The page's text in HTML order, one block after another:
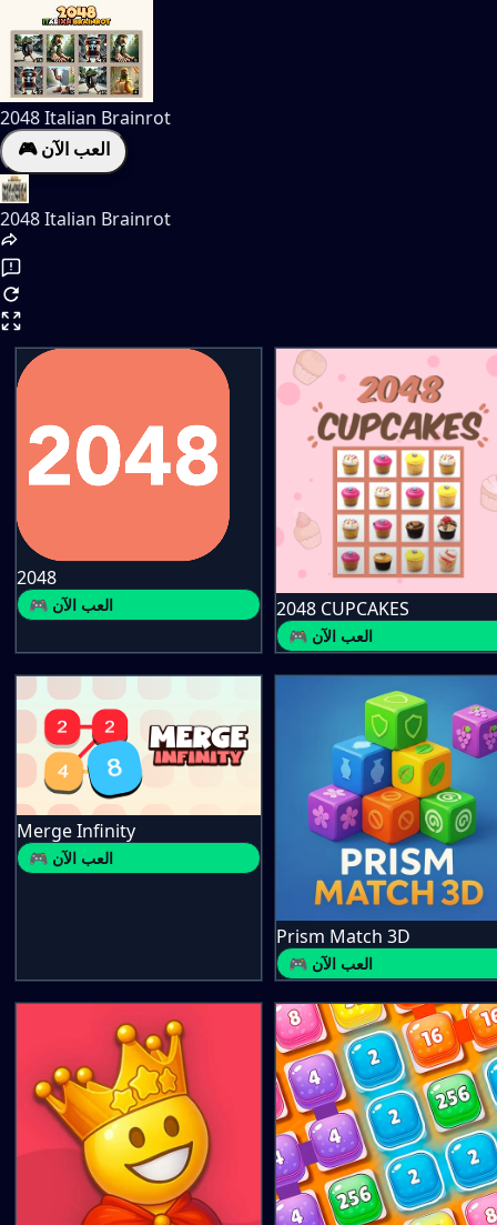
2048 Italian Brainrot
🎮 العب الآن
2048 Italian Brainrot
2048
🎮 العب الآن 2048 CUPCAKES
🎮 العب الآن
Merge Infinity
🎮 العب الآن
Prism Match 3D
🎮 العب الآن